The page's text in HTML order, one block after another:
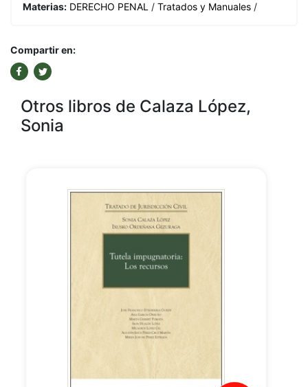
Materias: DERECHO PENAL / Tratados y Manuales /
Compartir en:
Otros libros de Calaza López,
Sonia